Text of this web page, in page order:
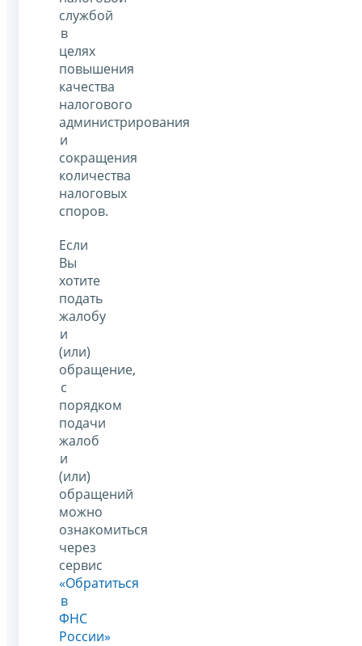
службой
в
целях
повышения
качества
налогового
администрирования
и
сокращения
количества
налоговых
споров.
Если
Вы
хотите
подать
жалобу
и
(или)
обращение,
с
порядком
подачи
жалоб
и
(или)
обращений
можно
ознакомиться
через
сервис
«Обратиться
в
ФНС
России»